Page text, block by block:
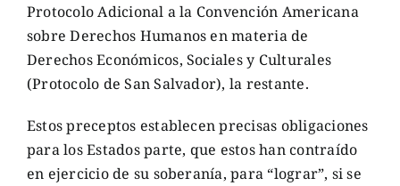
Protocolo Adicional a la Convención Americana
sobre Derechos Humanos en materia de
Derechos Económicos, Sociales y Culturales
(Protocolo de San Salvador), la restante.
Estos preceptos establecen precisas obligaciones
para los Estados parte, que estos han contraído
en ejercicio de su soberanía, para “lograr”, si se